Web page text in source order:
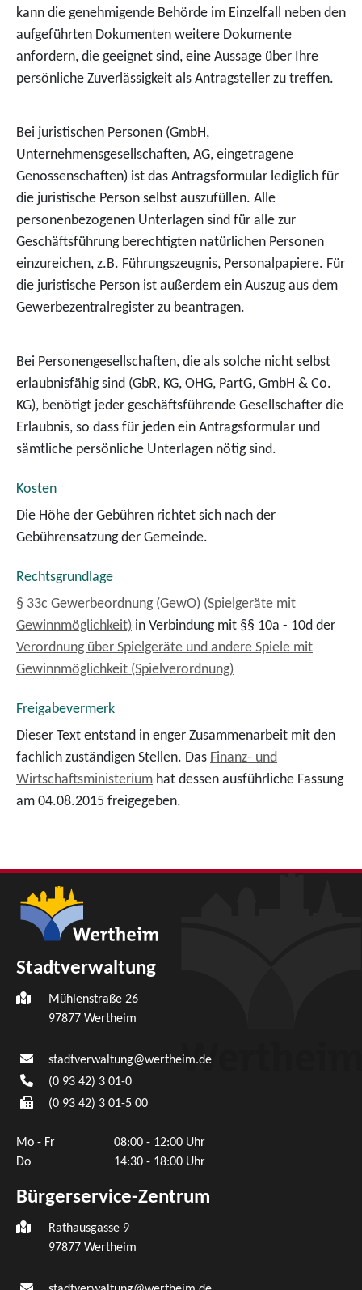
kann die genehmigende Behörde im Einzelfall neben den
aufgeführten Dokumenten weitere Dokumente
anfordern, die geeignet sind, eine Aussage über Ihre
persönliche Zuverlässigkeit als Antragsteller zu treffen.
Bei juristischen Personen (GmbH,
Unternehmensgesellschaften, AG, eingetragene
Genossenschaften) ist das Antragsformular lediglich für
die juristische Person selbst auszufüllen. Alle
personenbezogenen Unterlagen sind für alle zur
Geschäftsführung berechtigten natürlichen Personen
einzureichen, z.B. Führungszeugnis, Personalpapiere. Für
die juristische Person ist außerdem ein Auszug aus dem
Gewerbezentralregister zu beantragen.
Bei Personengesellschaften, die als solche nicht selbst
erlaubnisfähig sind (GbR, KG, OHG, PartG, GmbH & Co.
KG), benötigt jeder geschäftsführende Gesellschafter die
Erlaubnis, so dass für jeden ein Antragsformular und
sämtliche persönliche Unterlagen nötig sind.
Kosten
Die Höhe der Gebühren richtet sich nach der
Gebührensatzung der Gemeinde.
Rechtsgrundlage
§ 33c Gewerbeordnung (GewO) (Spielgeräte mit
Gewinnmöglichkeit) in Verbindung mit §§ 10a - 10d der
Verordnung über Spielgeräte und andere Spiele mit
Gewinnmöglichkeit (Spielverordnung)
Freigabevermerk
Dieser Text entstand in enger Zusammenarbeit mit den
fachlich zuständigen Stellen. Das Finanz- und
Wirtschaftsministerium hat dessen ausführliche Fassung
am 04.08.2015 freigegeben.
Stadtverwaltung
Mühlenstraße 26
97877 Wertheim
stadtverwaltung@wertheim.de
(0 93 42) 3 01-0
(0 93 42) 3 01-5 00
Mo - Fr
08:00 - 12:00 Uhr
Do
14:30 - 18:00 Uhr
Bürgerservice-Zentrum
Rathausgasse 9
97877 Wertheim